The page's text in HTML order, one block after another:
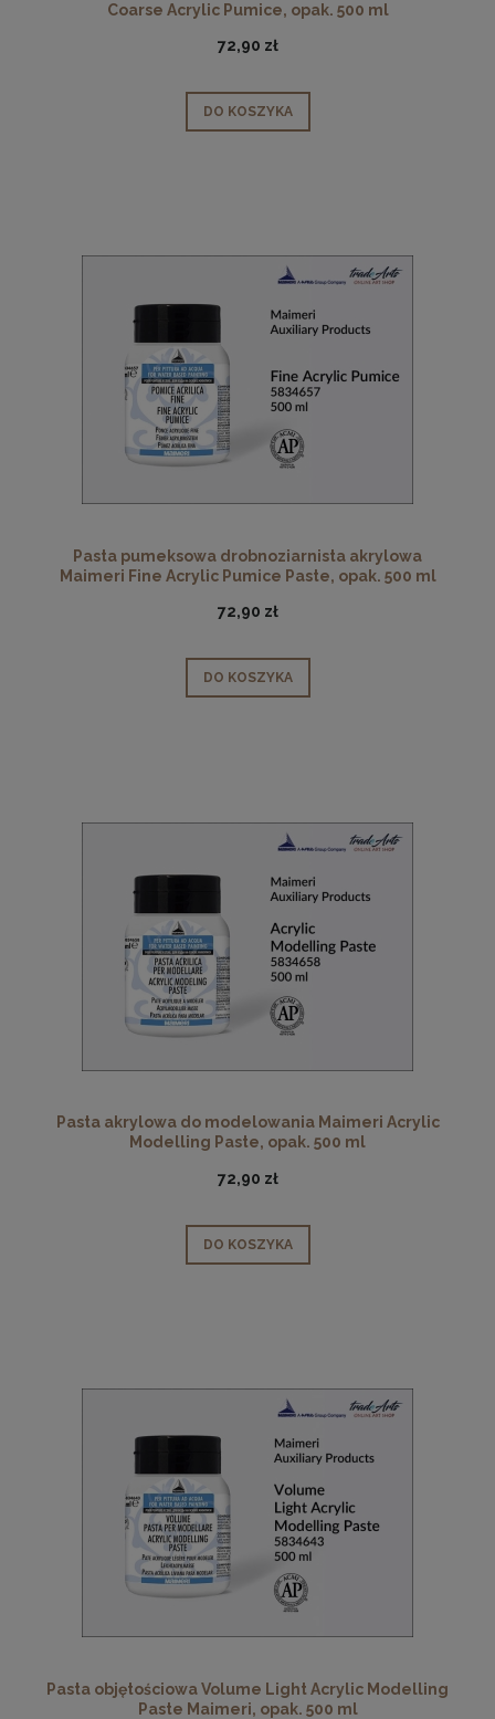
Coarse Acrylic Pumice, opak. 500 ml
72,90 zł
DO KOSZYKA
Pasta pumeksowa drobnoziarnista akrylowa
Maimeri Fine Acrylic Pumice Paste, opak. 500 ml
72,90 zł
DO KOSZYKA
Pasta akrylowa do modelowania Maimeri Acrylic
Modelling Paste, opak. 500 ml
72,90 zł
DO KOSZYKA
Pasta objętościowa Volume Light Acrylic Modelling
Paste Maimeri, opak. 500 ml